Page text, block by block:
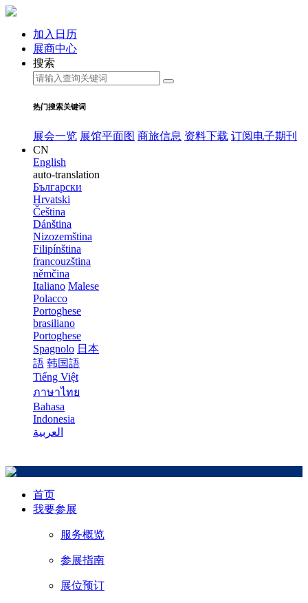
加入日历
展商中心
搜索
热门搜索关键词
展会一览 展馆平面图 商旅信息 资料下载 订阅电子期刊
CN
English
auto-translation
Български
Hrvatski
Čeština
Dánština
Nizozemština
Filipínština
francouzština
němčina
Italiano Malese
Polacco
Portoghese
brasiliano
Portoghese
Spagnolo 日本
語 韩国語
Tiếng Việt
ภาษาไทย
Bahasa
Indonesia
العربية
首页
我要参展
服务概览
参展指南
展位预订